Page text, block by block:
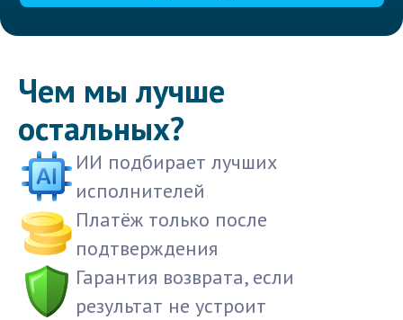
Чем мы лучше
остальных?
ИИ подбирает лучших
исполнителей
Платёж только после
подтверждения
Гарантия возврата, если
результат не устроит